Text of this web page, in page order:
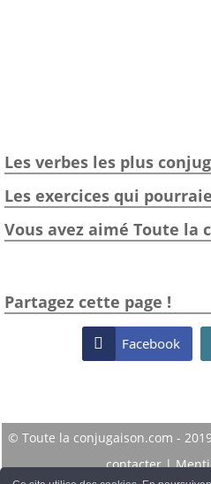
Les verbes les plus
Les exercices qui
Vous avez aimé Toute la
Partagez cette page !
 Facebook
© Toute la conjugaison.com -
contacter|